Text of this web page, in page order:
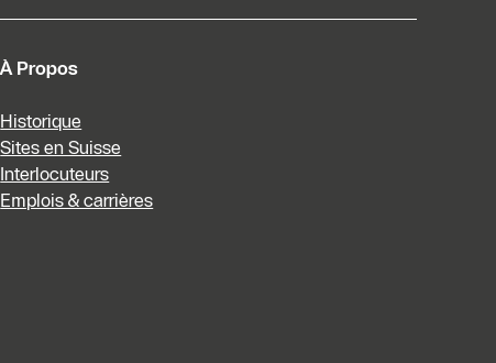
À Propos
Historique
Sites en Suisse
Interlocuteurs
Emplois & carrières